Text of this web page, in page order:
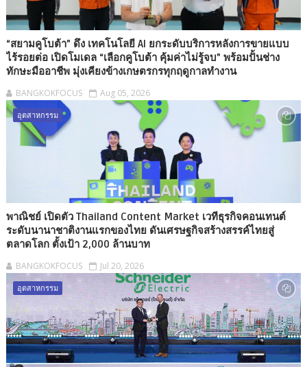
“สยามคูโบต้า” ดึง เทคโนโลยี AI ยกระดับบริการหลังการขายแบบ
ไร้รอยต่อ เปิดโมเดล “เลือกคูโบต้า คุ้มค่าไม่รู้จบ” พร้อมปั้นช่าง
ทักษะมืออาชีพ มุ่งเคียงข้างเกษตรกรทุกฤดูกาลทำงาน
BANGKOKFOCUS Aug 05, 2026
อุตสาหกรรม
พาณิชย์ เปิดตัว Thailand Content Market เวทีธุรกิจคอนเทนต์
ระดับนานาชาติงานแรกของไทย ดันเศรษฐกิจสร้างสรรค์ไทยสู่
ตลาดโลก ตั้งเป้า 2,000 ล้านบาท
BANGKOKFOCUS Jul 20, 2026
อุตสาหกรรม